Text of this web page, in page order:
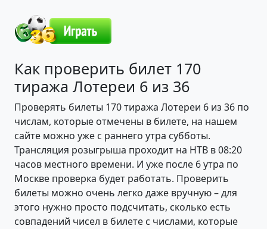
Как проверить билет 170
тиража Лотереи 6 из 36
Проверять билеты 170 тиража Лотереи 6 из 36 по
числам, которые отмечены в билете, на нашем
сайте можно уже с раннего утра субботы.
Трансляция розыгрыша проходит на НТВ в 08:20
часов местного времени. И уже после 6 утра по
Москве проверка будет работать. Проверить
билеты можно очень легко даже вручную – для
этого нужно просто подсчитать, сколько есть
совпадений чисел в билете с числами, которые